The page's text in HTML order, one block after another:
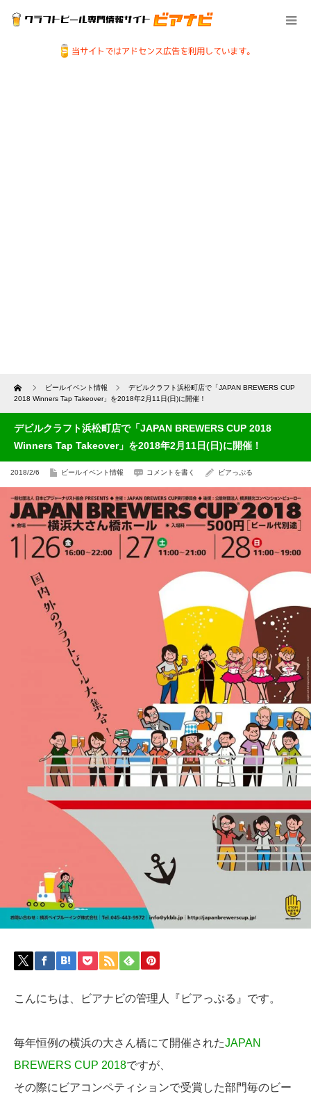
Home ビールイベント情報
デビルクラフト浜松町店で「JAPAN BREWERS CUP
2018 Winners Tap Takeover」を2018年2月11日(日)に開催！
デビルクラフト浜松町店で「JAPAN BREWERS CUP 2018
Winners Tap Takeover」を2018年2月11日(日)に開催！
2018/2/6 ビールイベント情報 コメントを書く ビアっぷる
こんにちは、ビアナビの管理人『ビアっぷる』です。
毎年恒例の横浜の大さん橋にて開催されたJAPAN
BREWERS CUP 2018ですが、
その際にビアコンペティションで受賞した部門毎のビー